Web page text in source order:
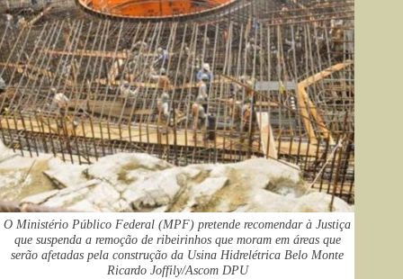
O Ministério Público Federal (MPF) pretende recomendar à Justiça
que suspenda a remoção de ribeirinhos que moram em áreas que
serão afetadas pela construção da Usina Hidrelétrica Belo Monte
Ricardo Joffily/Ascom DPU